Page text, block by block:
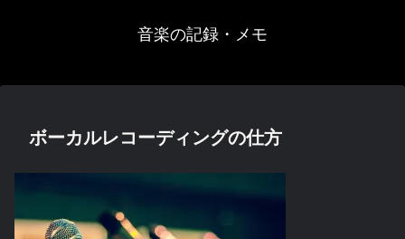
音楽の記録・メモ
ボーカルレコーディングの仕方